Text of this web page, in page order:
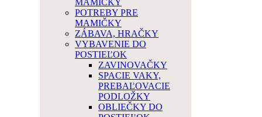
MAMIČKY
POTREBY PRE
MAMIČKY
ZÁBAVA, HRAČKY
VYBAVENIE DO
POSTIEĽOK
ZAVINOVAČKY
SPACIE VAKY,
PREBAĽOVACIE
PODLOŽKY
OBLIEČKY DO